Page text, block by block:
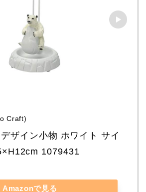
Craft)
ザイン小物 ホワイト サイ
1079431
Amazonで見る